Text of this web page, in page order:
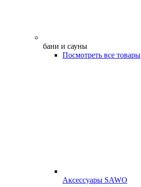
бани и сауны
Посмотреть все товары
Аксессуары SAWO